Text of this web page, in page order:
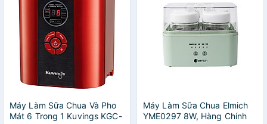
Máy Làm Sữa Chua Và Pho
Mát 6 Trong 1 Kuvings KGC-
Máy Làm Sữa Chua Elmich
YME0297 8W, Hàng Chính